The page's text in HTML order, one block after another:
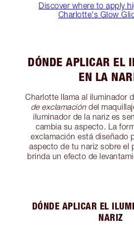
Discover where to apply
Charlotte's Glow
DÓNDE APLICAR EL
EN LA
Charlotte llama al iluminador
de exclamacióndel
iluminador de la nariz es
cambia su aspecto. La
exclamación está diseñado
aspecto de tu nariz sobre el
brinda un efecto de
DÓNDE APLICAR EL
NARIZ